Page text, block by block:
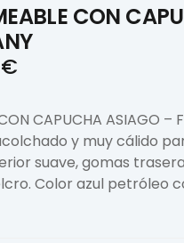
CON
€
CAPUCHA ASIAGO –
y muy cálido
suave, gomas
Color azul petróleo